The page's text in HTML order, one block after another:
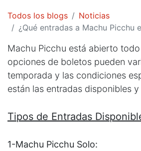
Todos los blogs
Noticias
¿Qué entradas a Machu Picchu están
Machu Picchu está abierto
opciones de boletos pueden
temporada y las condiciones
están las entradas disponibles y
Tipos de Entradas
1-Machu Picchu Solo: